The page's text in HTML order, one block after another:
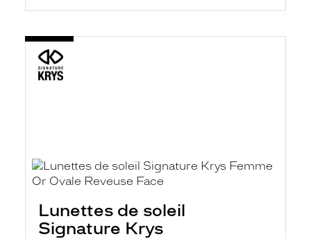
Lunettes de soleil
Signature Krys